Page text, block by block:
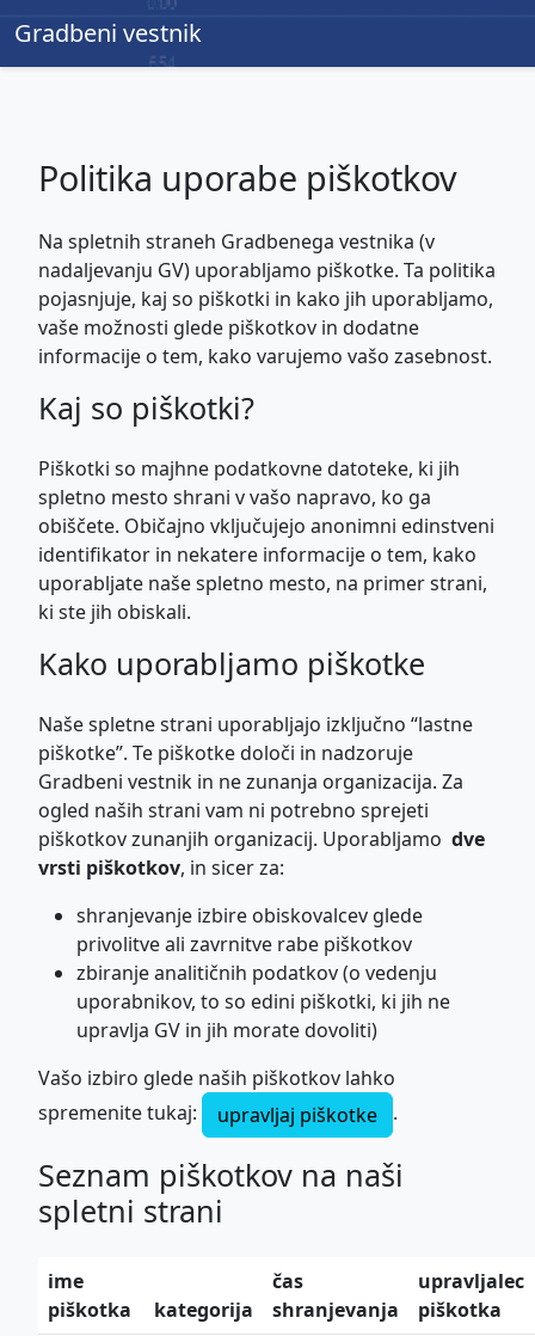
Gradbeni vestnik
Gradbeni vestnik
e-ISSN: 2536-4332
COBISS.SI-ID: 859140
UDK: 05:625
Politika uporabe piškotkov
Na spletnih straneh Gradbenega vestnika (v
nadaljevanju GV) uporabljamo piškotke. Ta politika
pojasnjuje, kaj so piškotki in kako jih uporabljamo,
vaše možnosti glede piškotkov in dodatne
informacije o tem, kako varujemo vašo zasebnost.
Kaj so piškotki?
Piškotki so majhne podatkovne datoteke, ki jih
spletno mesto shrani v vašo napravo, ko ga
obiščete. Običajno vključujejo anonimni edinstveni
identifikator in nekatere informacije o tem, kako
uporabljate naše spletno mesto, na primer strani,
ki ste jih obiskali.
Kako uporabljamo piškotke
Naše spletne strani uporabljajo izključno “lastne
piškotke”. Te piškotke določi in nadzoruje
Gradbeni vestnik in ne zunanja organizacija. Za
ogled naših strani vam ni potrebno sprejeti
piškotkov zunanjih organizacij. Uporabljamo dve
vrsti piškotkov, in sicer za:
shranjevanje izbire obiskovalcev glede
privolitve ali zavrnitve rabe piškotkov
zbiranje analitičnih podatkov (o vedenju
uporabnikov, to so edini piškotki, ki jih ne
upravlja GV in jih morate dovoliti)
Vašo izbiro glede naših piškotkov lahko
spremenite tukaj:
upravljaj piškotke .
Seznam piškotkov na naši
spletni strani
ime
piškotka
kategorija
čas
shranjevanja
upravljalec
piškotka